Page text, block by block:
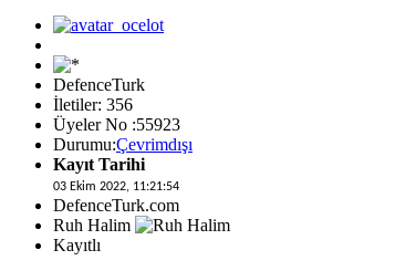
DefenceTurk
İletiler: 356
Üyeler No :55923
Durumu:Çevrimdışı
Kayıt Tarihi
03 Ekim 2022, 11:21:54
DefenceTurk.com
Ruh Halim
Kayıtlı